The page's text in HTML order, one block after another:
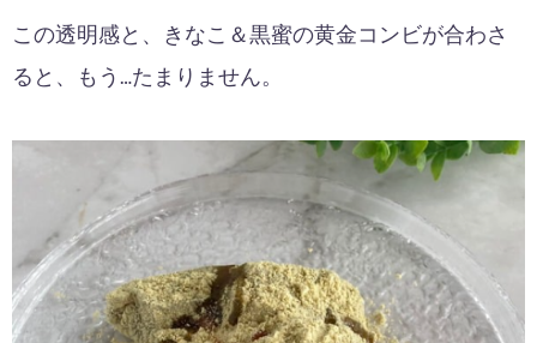
この透明感と、きなこ＆黒蜜の黄金コンビが合わさ
ると、もう…たまりません。